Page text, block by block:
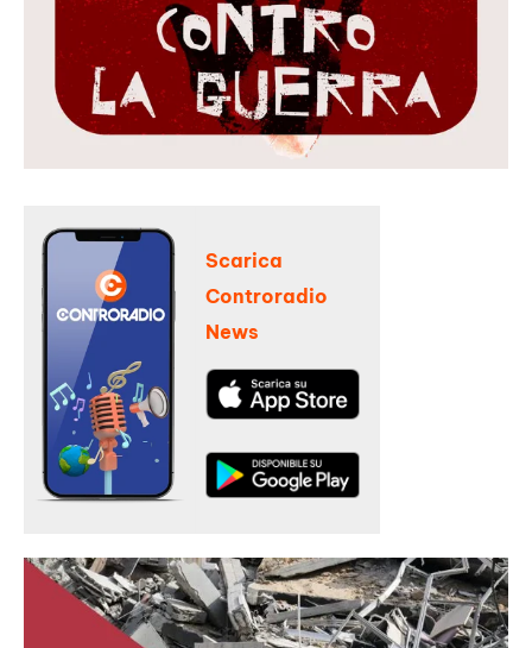
Scarica
Controradio
News